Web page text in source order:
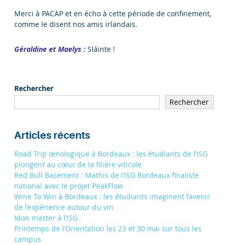
Merci à PACAP et en écho à cette période de confinement,
comme le disent nos amis irlandais.
Géraldine et Maelys : Sláinte !
Rechercher
Rechercher
Articles récents
Road Trip œnologique à Bordeaux : les étudiants de l’ISG
plongent au cœur de la filière viticole
Red Bull Basement : Mathis de l’ISG Bordeaux finaliste
national avec le projet PeakFlow
Wine To Win à Bordeaux : les étudiants imaginent l’avenir
de l’expérience autour du vin
Mon master à l’ISG
Printemps de l’Orientation les 23 et 30 mai sur tous les
campus